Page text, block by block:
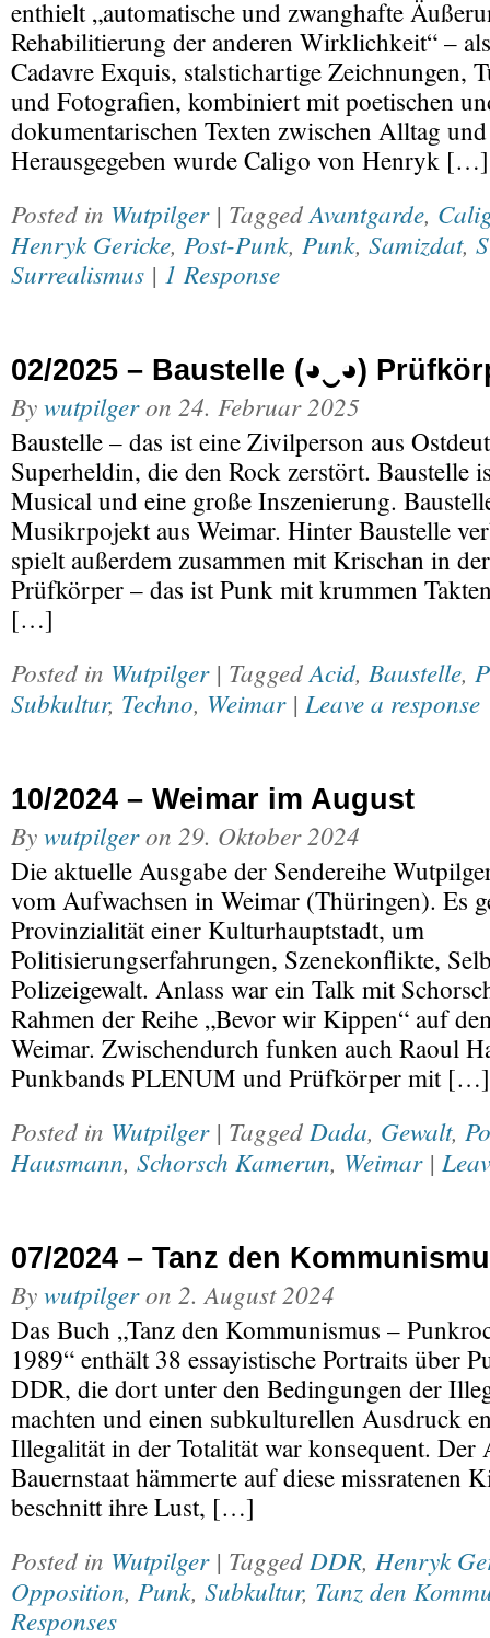
enthielt „automatische und zwanghafte
Rehabilitierung der anderen Wirklichkeit“ –
Cadavre Exquis, stalstichartige Zeichnungen,
und Fotografien, kombiniert mit poetischen
dokumentarischen Texten zwischen Alltag
Herausgegeben wurde Caligo von Henryk […]
Posted in Wutpilger | TaggedAvantgarde,
Henryk Gericke, Post-Punk, Punk, Samizdat,
Surrealismus | 1 Response
02/2025 – Baustelle (◕‿◕)
Bywutpilgeron 24. Februar 2025
Baustelle – das ist eine Zivilperson aus
Superheldin, die den Rock zerstört. Baustelle
Musical und eine große Inszenierung.
Musikrpojekt aus Weimar. Hinter Baustelle
spielt außerdem zusammen mit Krischan in
Prüfkörper – das ist Punk mit krummen
[…]
Posted in Wutpilger | TaggedAcid, Baustelle,
Subkultur, Techno, Weimar| Leave a response
10/2024 – Weimar im August
Bywutpilgeron 29. Oktober 2024
Die aktuelle Ausgabe der Sendereihe
vom Aufwachsen in Weimar (Thüringen). Es
Provinzialität einer Kulturhauptstadt, um
Politisierungserfahrungen, Szenekonflikte,
Polizeigewalt. Anlass war ein Talk mit
Rahmen der Reihe „Bevor wir Kippen“ auf
Weimar. Zwischendurch funken auch Raoul
Punkbands PLENUM und Prüfkörper mit […]
Posted in Wutpilger | Tagged Dada, Gewalt,
Hausmann, Schorsch Kamerun, Weimar|
07/2024 – Tanz den
Bywutpilgeron 2. August 2024
Das Buch „Tanz den Kommunismus –
1989“ enthält 38 essayistische Portraits über
DDR, die dort unter den Bedingungen der
machten und einen subkulturellen Ausdruck
Illegalität in der Totalität war konsequent. Der
Bauernstaat hämmerte auf diese missratenen
beschnitt ihre Lust, […]
Posted in Wutpilger | Tagged DDR, Henryk
Opposition, Punk, Subkultur, Tanz den
Responses